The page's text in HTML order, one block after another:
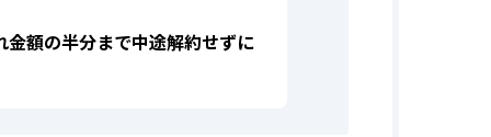
額の半分まで中途解約せずに